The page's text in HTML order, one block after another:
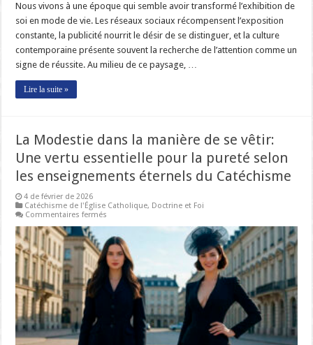
Nous vivons à une époque qui semble avoir transformé l’exhibition de
soi en mode de vie. Les réseaux sociaux récompensent l’exposition
constante, la publicité nourrit le désir de se distinguer, et la culture
contemporaine présente souvent la recherche de l’attention comme un
signe de réussite. Au milieu de ce paysage, …
Lire la suite »
La Modestie dans la manière de se vêtir:
Une vertu essentielle pour la pureté selon
les enseignements éternels du Catéchisme
4 de février de 2026
Catéchisme de l'Église Catholique, Doctrine et Foi
Commentaires fermés
dans
la
manière
de
se
vêtir:
Une
vertu
essentielle
pour